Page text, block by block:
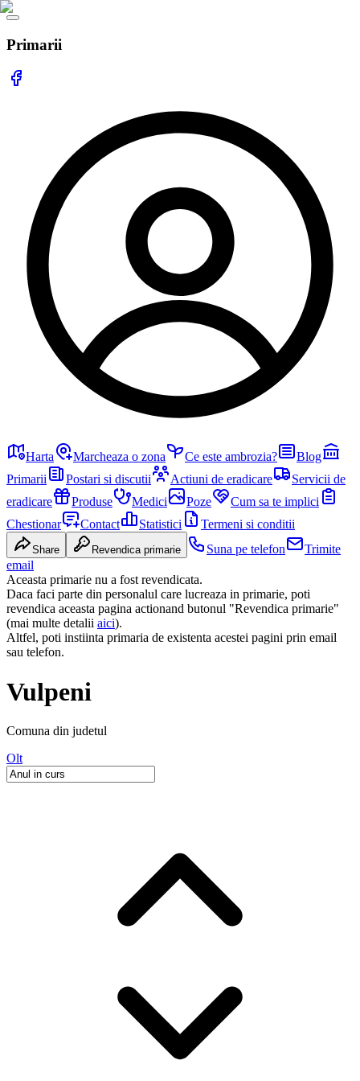
Primarii
Harta Marcheaza o zona Ce este ambrozia?
Blog
Primarii
Postari si discutii Actiuni de eradicare
Servicii de
eradicare
Produse Medici Poze
Cum sa te implici
Chestionar
Contact Statistici Termeni si conditii
Share Revendica primarie Suna pe telefon
Trimite
email
Aceasta primarie nu a fost revendicata.
Daca faci parte din personalul care lucreaza in primarie, poti
revendica aceasta pagina actionand butonul "Revendica primarie"
(mai multe detalii aici).
Altfel, poti instiinta primaria de existenta acestei pagini prin email
sau telefon.
Vulpeni
Comuna din judetul
Olt